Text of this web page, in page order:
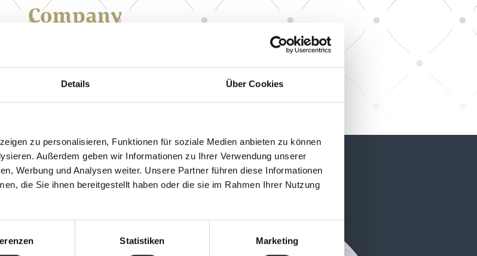
Details Über Cookies
zu personalisieren, Funktionen für soziale Medien anbieten zu können
Außerdem geben wir Informationen zu Ihrer Verwendung unserer
Werbung und Analysen weiter. Unsere Partner führen diese Informationen
die Sie ihnen bereitgestellt haben oder die sie im Rahmen Ihrer Nutzung
Statistiken Marketing
Company
life and joie de vivre – for our guests, and
for ourselves too.